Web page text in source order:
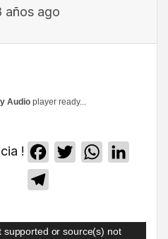
años ago
Audio player ready...
! Facebook
TwitterWhatsApp
or source(s) not